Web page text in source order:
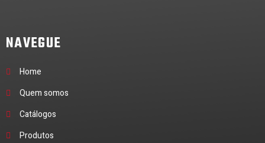
NAVEGUE
Home
Quem somos
Catálogos
Produtos